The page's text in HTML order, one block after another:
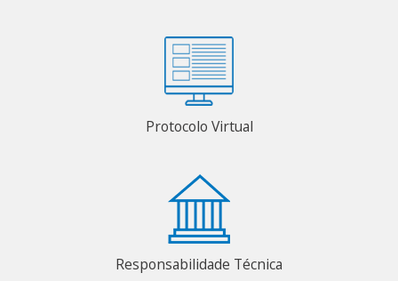
Protocolo Virtual
Responsabilidade Técnica